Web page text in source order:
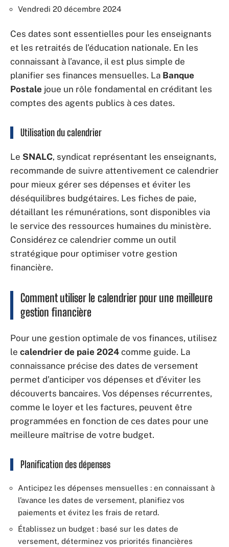
Vendredi 20 décembre 2024
Ces dates sont essentielles pour les enseignants
et les retraités de l’éducation nationale. En les
connaissant à l’avance, il est plus simple de
planifier ses finances mensuelles. La Banque
Postale joue un rôle fondamental en créditant les
comptes des agents publics à ces dates.
Utilisation du calendrier
Le SNALC, syndicat représentant les enseignants,
recommande de suivre attentivement ce calendrier
pour mieux gérer ses dépenses et éviter les
déséquilibres budgétaires. Les fiches de paie,
détaillant les rémunérations, sont disponibles via
le service des ressources humaines du ministère.
Considérez ce calendrier comme un outil
stratégique pour optimiser votre gestion
financière.
Comment utiliser le calendrier pour une meilleure
gestion financière
Pour une gestion optimale de vos finances, utilisez
le calendrier de paie 2024 comme guide. La
connaissance précise des dates de versement
permet d’anticiper vos dépenses et d’éviter les
découverts bancaires. Vos dépenses récurrentes,
comme le loyer et les factures, peuvent être
programmées en fonction de ces dates pour une
meilleure maîtrise de votre budget.
Planification des dépenses
Anticipez les dépenses mensuelles : en connaissant à
l’avance les dates de versement, planifiez vos
paiements et évitez les frais de retard.
Établissez un budget : basé sur les dates de
versement, déterminez vos priorités financières